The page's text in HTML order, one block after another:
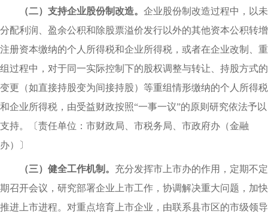
（二）支持企业股份制改造。 企业股份制改造过程中，以未
分配利润、盈余公积和除股票溢价发行以外的其他资本公积转增
注册资本缴纳的个人所得税和企业所得税，或者在企业改制、重
组过程中，对于同一实际控制下的股权调整与转让、持股方式的
变更（如直接持股变为间接持股）等重组情形缴纳的个人所得税
和企业所得税，由受益财政按照“一事一议”的原则研究依法予以
支持。
〔责任单位：市财政局、市税务局、市政府办（金融
办）〕
（三）健全工作机制。 充分发挥市上市办的作用，定期不定
期召开会议，研究部署企业上市工作，协调解决重大问题，加快
推进上市进程。对重点培育上市企业，由联系县市区的市级领导